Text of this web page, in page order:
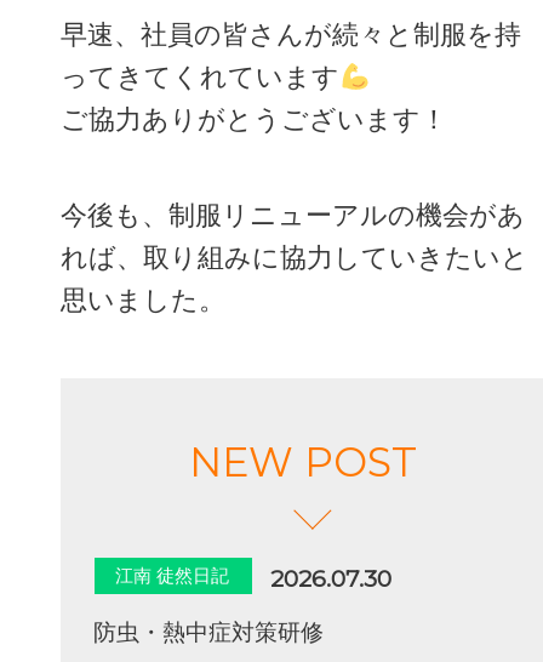
早速、社員の皆さんが続々と制服を持
ってきてくれています
ご協力ありがとうございます！
今後も、制服リニューアルの機会があ
れば、取り組みに協力していきたいと
思いました。
NEW POST
江南 徒然日記
2026.07.30
防虫・熱中症対策研修